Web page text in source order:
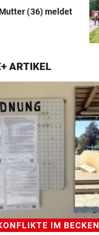
(36) meldet
ARTIKEL
IM BECKEN